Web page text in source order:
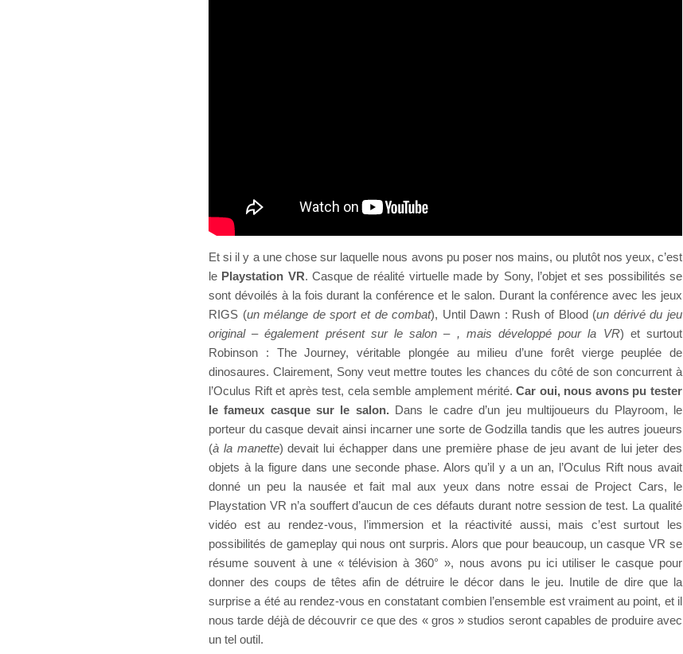
Et si il y a une chose sur laquelle nous avons pu poser nos mains, ou plutôt nos yeux, c’est
le Playstation VR. Casque de réalité virtuelle made by Sony, l’objet et ses possibilités se
sont dévoilés à la fois durant la conférence et le salon. Durant la conférence avec les jeux
RIGS (un mélange de sport et de combat), Until Dawn : Rush of Blood (un dérivé du jeu
original – également présent sur le salon – , mais développé pour la VR) et surtout
Robinson : The Journey, véritable plongée au milieu d’une forêt vierge peuplée de
dinosaures. Clairement, Sony veut mettre toutes les chances du côté de son concurrent à
l’Oculus Rift et après test, cela semble amplement mérité.Car oui, nous avons pu tester
le fameux casque sur le salon.Dans le cadre d’un jeu multijoueurs du Playroom, le
porteur du casque devait ainsi incarner une sorte de Godzilla tandis que les autres joueurs
(à la manette) devait lui échapper dans une première phase de jeu avant de lui jeter des
objets à la figure dans une seconde phase. Alors qu’il y a un an, l’Oculus Rift nous avait
donné un peu la nausée et fait mal aux yeux dans notre essai de Project Cars, le
Playstation VR n’a souffert d’aucun de ces défauts durant notre session de test. La qualité
vidéo est au rendez-vous, l’immersion et la réactivité aussi, mais c’est surtout les
possibilités de gameplay qui nous ont surpris. Alors que pour beaucoup, un casque VR se
résume souvent à une « télévision à 360° », nous avons pu ici utiliser le casque pour
donner des coups de têtes afin de détruire le décor dans le jeu. Inutile de dire que la
surprise a été au rendez-vous en constatant combien l’ensemble est vraiment au point, et il
nous tarde déjà de découvrir ce que des « gros » studios seront capables de produire avec
un tel outil.